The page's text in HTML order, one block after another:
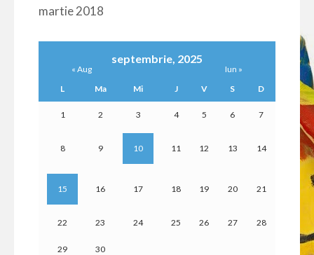
martie 2018
septembrie, 2025
L Ma Mi J V S D
« Aug Iun »
1 2 3 4 5 6 7
8 9 10 11 12 13 14
15 16 17 18 19 20 21
22 23 24 25 26 27 28
29 30